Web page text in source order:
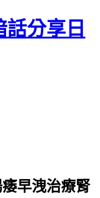
分享日
早洩治療腎